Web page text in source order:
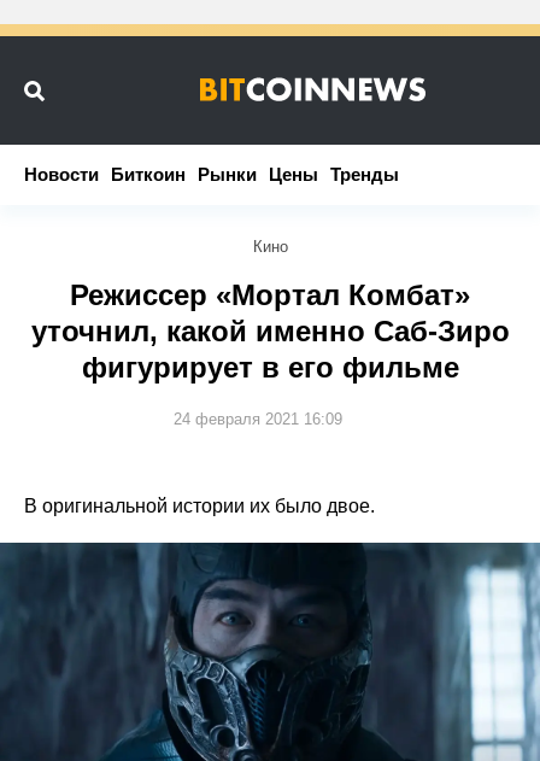
Новости Биткоин Рынки Цены Тренды
Новости Биткоин Рынки Цены Тренды
Кино
Режиссер «Мортал Комбат»
уточнил, какой именно Саб-Зиро
фигурирует в его фильме
24 февраля 2021 16:09
В оригинальной истории их было двое.